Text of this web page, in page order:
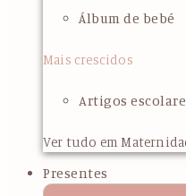
Álbum de bebé
Mais crescidos
Artigos
Ver tudo em
Presentes